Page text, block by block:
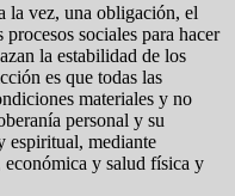
la vez, una obligación, el
sociales para hacer
la estabilidad de los
es que todas las
materiales y no
personal y su
espiritual, mediante
económica y salud física y